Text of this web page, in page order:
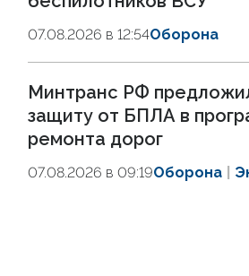
07.08.2026 в 12:54Оборона
Минтранс РФ
защиту от БПЛА в
ремонта дорог
07.08.2026 в 09:19Оборона